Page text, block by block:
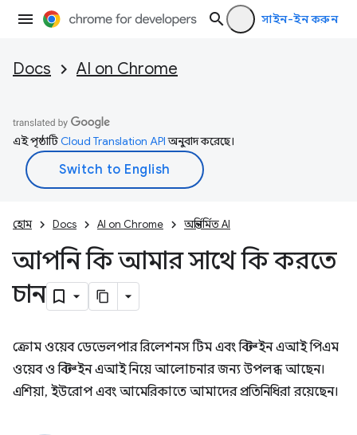
সাইন-ইন করুন
Docs AI on Chrome
এই পৃষ্ঠাটিCloud Translation APIঅনুবাদ করেছে।
হোম Docs AI on Chrome অন্তর্নির্মিত AI
আপনি কি আমার সাথে কি করতে
চান
ক্রোম ওয়েব ডেভেলপার রিলেশনস টিম এবং বিল্ট-ইন এআই পিএম
ওয়েব ও বিল্ট-ইন এআই নিয়ে আলোচনার জন্য উপলব্ধ আছেন।
এশিয়া, ইউরোপ এবং আমেরিকাতে আমাদের প্রতিনিধিরা রয়েছেন।